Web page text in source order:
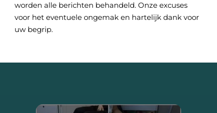
Een verfrissend masker dat een
relaxerend effect geeft dat de huid
voedt en hydrateert en een zijdezacht
worden alle berichten behandeld. Onze excuses
voor het eventuele ongemak en hartelijk dank voor
uw begrip.